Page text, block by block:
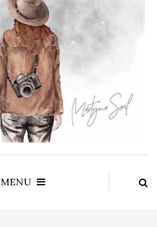
MENU